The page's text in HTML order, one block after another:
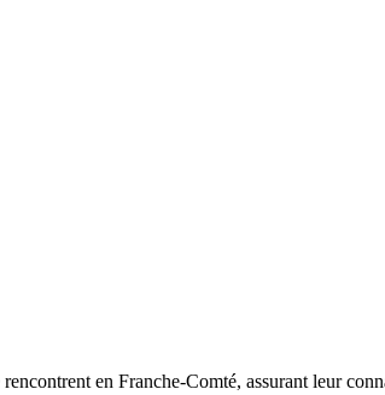
en Franche-Comté, assurant leur